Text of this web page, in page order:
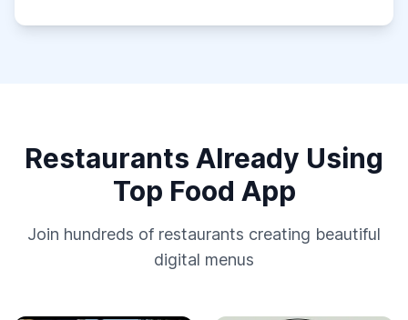
Restaurants Already Using
Top Food App
Join hundreds of restaurants creating beautiful
digital menus